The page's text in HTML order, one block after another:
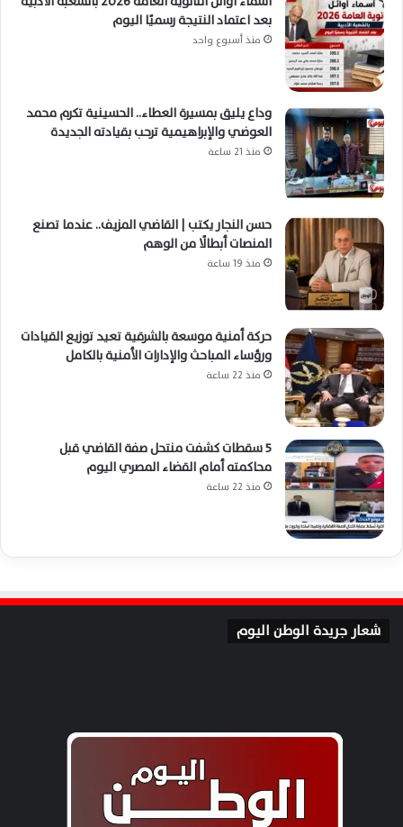
بعد اعتماد النتيجة رسميًا اليوم
منذ أسبوع واحد
وداع يليق بمسيرة العطاء.. الحسينية تكرم محمد
العوضي والإبراهيمية ترحب بقيادته الجديدة
منذ 21 ساعة
حسن النجار يكتب | القاضي المزيف.. عندما تصنع
المنصات أبطالًا من الوهم
منذ 19 ساعة
حركة أمنية موسعة بالشرقية تعيد توزيع القيادات
ورؤساء المباحث والإدارات الأمنية بالكامل
منذ 22 ساعة
5 سقطات كشفت منتحل صفة القاضي قبل
محاكمته أمام القضاء المصري اليوم
منذ 22 ساعة
شعار جريدة الوطن اليوم